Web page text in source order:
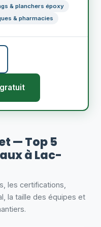
& planchers époxy
& pharmacies
— Top 5
à Lac-
les certifications,
la taille des équipes et